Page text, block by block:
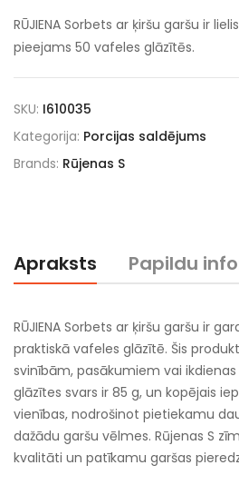
RŪJIENA Sorbets ar ķiršu garšu ir
pieejams 50 vafeles glāzītēs.
SKU: I610035
Kategorija: Porcijas saldējums
Brands: Rūjenas S
Apraksts Papildu
RŪJIENA Sorbets ar ķiršu garšu ir
praktiskā vafeles glāzītē. Šis
svinībām, pasākumiem vai
glāzītes svars ir 85 g, un kopējais
vienības, nodrošinot pietiekamu
dažādu garšu vēlmes. Rūjenas S
kvalitāti un patīkamu garšas